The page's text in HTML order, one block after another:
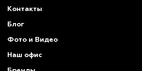
Контакты
Блог
Фото и Видео
Наш офис